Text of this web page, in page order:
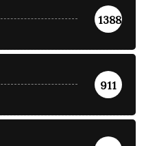
1388
911